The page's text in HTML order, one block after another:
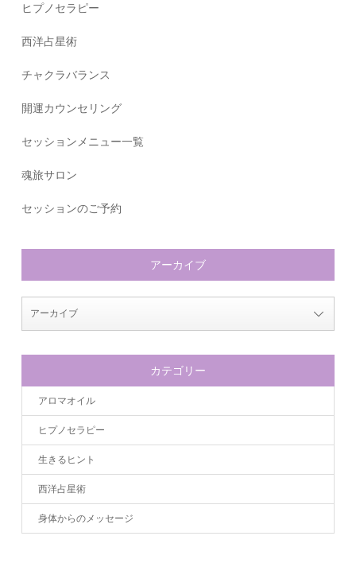
ヒプノセラピー
西洋占星術
チャクラバランス
開運カウンセリング
セッションメニュー一覧
魂旅サロン
セッションのご予約
アーカイブ
カテゴリー
アロマオイル
ヒプノセラピー
生きるヒント
西洋占星術
身体からのメッセージ